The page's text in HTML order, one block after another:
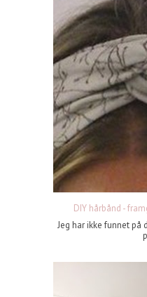
DIY hårbånd -
Jeg har ikke funnet på